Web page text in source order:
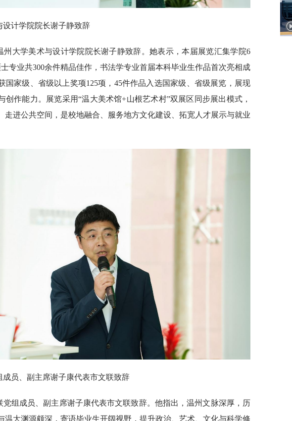
设计学院院长谢子静致辞
州大学美术与设计学院院长谢子静致辞。她表示，本届展览汇集学院6
专业共300余件精品佳作，书法学专业首届本科毕业生作品首次亮相成
国家级、省级以上奖项125项，45件作品入选国家级、省级展览，展现
创作能力。展览采用“温大美术馆+山根艺术村”双展区同步展出模式，
走进公共空间，是校地融合、服务地方文化建设、拓宽人才展示与就业
成员、副主席谢子康代表市文联致辞
党组成员、副主席谢子康代表市文联致辞。他指出，温州文脉深厚，历
温大渊源颇深，寄语毕业生开阔视野，提升政治、艺术、文化与科学修